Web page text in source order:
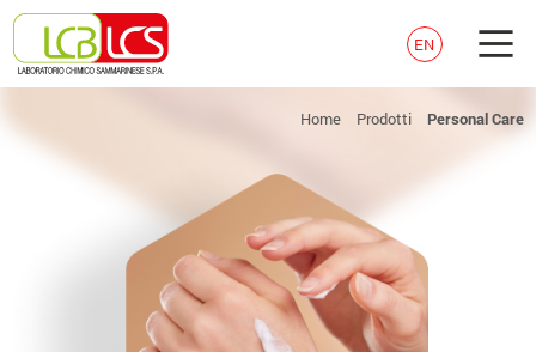
EN
Home Prodotti Personal Care